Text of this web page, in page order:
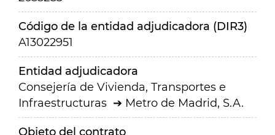
Código de la entidad adjudicadora (DIR3)
A13022951
Entidad adjudicadora
Consejería de Vivienda, Transportes e
Infraestructuras
Metro de Madrid, S.A.
Objeto del contrato